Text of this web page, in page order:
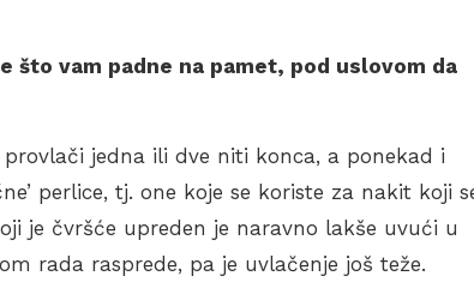
što vam padne na pamet, pod uslovom da
jedna ili dve niti konca, a ponekad i
perlice, tj. one koje se koriste za nakit koji
je čvršće upreden je naravno lakše uvući u
rada rasprede, pa je uvlačenje još teže.